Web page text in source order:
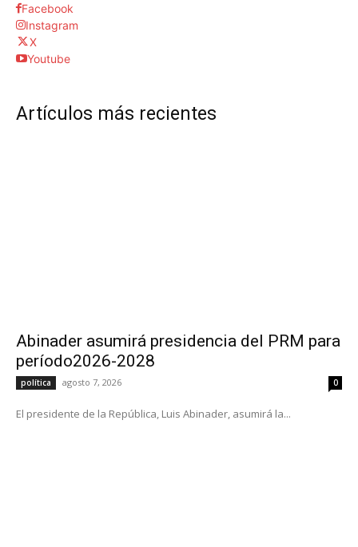
Facebook
Instagram
X
Youtube
Artículos más recientes
Abinader asumirá presidencia del PRM para
período2026-2028
política agosto 7, 2026 0
El presidente de la República, Luis Abinader, asumirá la...